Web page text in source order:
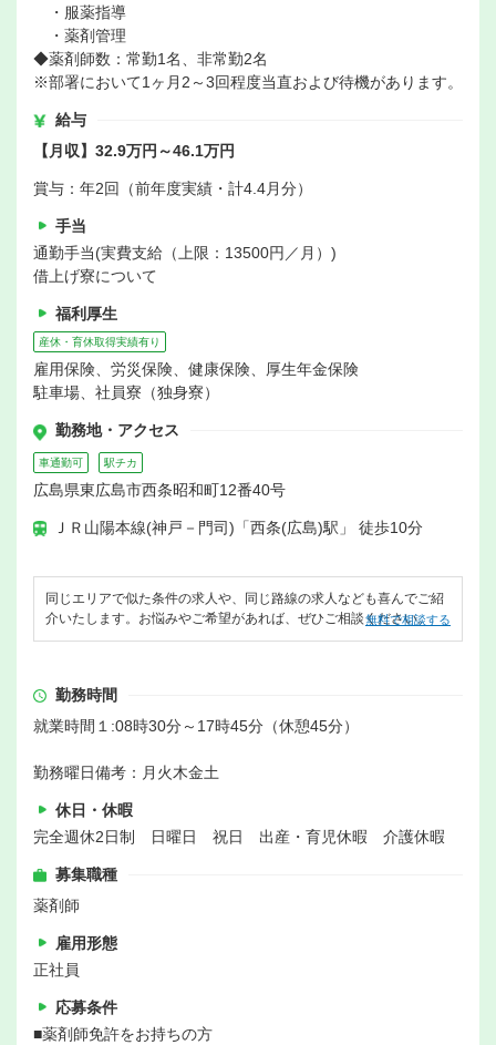
・服薬指導
・薬剤管理
◆薬剤師数：常勤1名、非常勤2名
※部署において1ヶ月2～3回程度当直および待機があります。
給与
【月収】32.9万円～46.1万円
賞与：年2回（前年度実績・計4.4月分）
手当
通勤手当(実費支給（上限：13500円／月）)
借上げ寮について
福利厚生
産休・育休取得実績有り
雇用保険、労災保険、健康保険、厚生年金保険
駐車場、社員寮（独身寮）
勤務地・アクセス
車通勤可 駅チカ
広島県東広島市西条昭和町12番40号
ＪＲ山陽本線(神戸－門司)「西条(広島)駅」 徒歩10分
同じエリアで似た条件の求人や、同じ路線の求人なども喜んでご紹
介いたします。お悩みやご希望があれば、ぜひご相談ください。
無料で相談する
勤務時間
就業時間１:08時30分～17時45分（休憩45分）
勤務曜日備考：月火木金土
休日・休暇
完全週休2日制 日曜日 祝日 出産・育児休暇 介護休暇
募集職種
薬剤師
雇用形態
正社員
応募条件
■薬剤師免許をお持ちの方